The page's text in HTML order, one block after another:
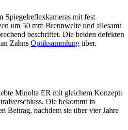
Spiegelreflexkameras mit fest
um 50 mm Brennweite und allesamt
beschriftet. Die beiden defekten
Zahns Optiksammlung über.
Minolta ER mit gleichem Konzept:
Die bekommt in
Beitrag, nachdem sie über vier Jahre